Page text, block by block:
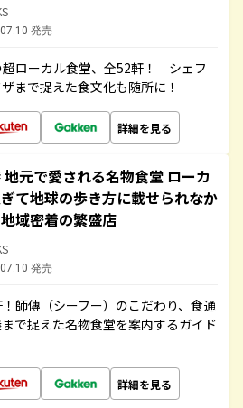
発売
超ローカル食堂、全52軒！ シェフ
まで捉えた食文化も随所に！
詳細を見る
地元で愛される名物食堂 ローカ
て地球の歩き方に載せられなか
域密着の繁盛店
発売
師傳（シーフー）のこだわり、食通
で捉えた名物食堂を案内するガイド
詳細を見る